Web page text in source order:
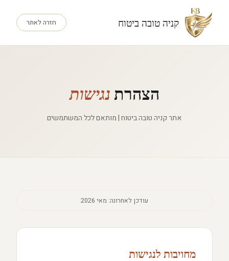
קניה טובה ביטוח חזרה לאתר
הצהרת נגישות
אתר קניה טובה ביטוח | מותאם לכל המשתמשים
עודכן לאחרונה: מאי 2026
מחויבות לנגישות